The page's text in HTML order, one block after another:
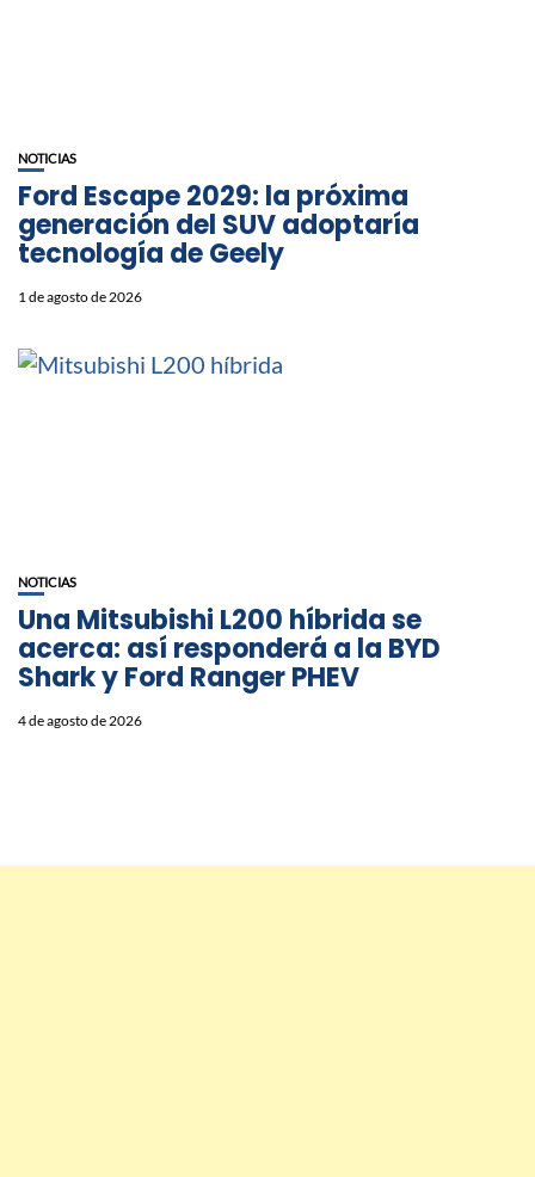
NOTICIAS
Ford Escape 2029: la próxima
generación del SUV adoptaría
tecnología de Geely
1 de agosto de 2026
NOTICIAS
Una Mitsubishi L200 híbrida se
acerca: así responderá a la BYD
Shark y Ford Ranger PHEV
4 de agosto de 2026